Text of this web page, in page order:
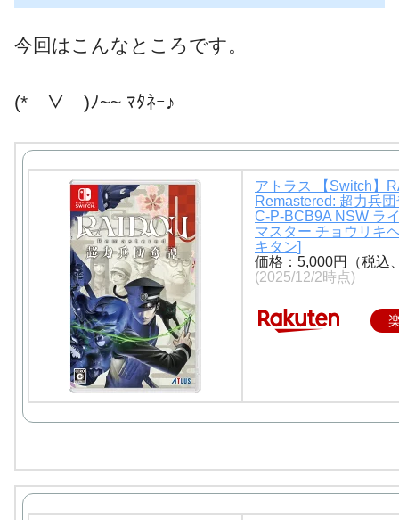
今回はこんなところです。
(*￣▽￣)ﾉ~~ ﾏﾀﾈｰ♪
アトラス 【Switch】
Remastered: 超力兵
C-P-BCB9A NSW ラ
マスター チョウリキ
キタン]
価格：5,000円（税込
(2025/12/2時点)